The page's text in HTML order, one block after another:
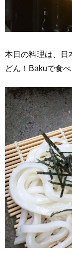
本日の料理は、日
どん！Bakuで食